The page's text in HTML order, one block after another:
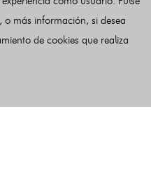
Últimas noticias
más información, si desea
de cookies que realiza